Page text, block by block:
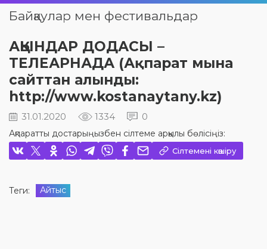
Байқаулар мен фестивальдар
АҚЫНДАР ДОДАСЫ –
ТЕЛЕАРНАДА (Ақпарат мына
сайттан алынды:
http://www.kostanaytany.kz)
31.01.2020 1334 0
Ақпаратты достарыңызбен сілтеме арқылы бөлісіңіз:
Сілтемені көшіру
Теги: Айтыс